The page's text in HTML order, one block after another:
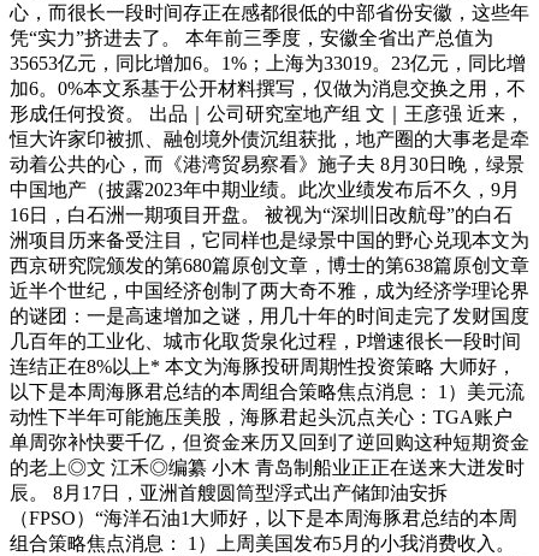
心，而很长一段时间存正在感都很低的中部省份安徽，这些年
凭“实力”挤进去了。 本年前三季度，安徽全省出产总值为
35653亿元，同比增加6。1%；上海为33019。23亿元，同比增
加6。0%本文系基于公开材料撰写，仅做为消息交换之用，不
形成任何投资。 出品｜公司研究室地产组 文｜王彦强 近来，
恒大许家印被抓、融创境外债沉组获批，地产圈的大事老是牵
动着公共的心，而《港湾贸易察看》施子夫 8月30日晚，绿景
中国地产（披露2023年中期业绩。此次业绩发布后不久，9月
16日，白石洲一期项目开盘。 被视为“深圳旧改航母”的白石
洲项目历来备受注目，它同样也是绿景中国的野心兑现本文为
西京研究院颁发的第680篇原创文章，博士的第638篇原创文章
近半个世纪，中国经济创制了两大奇不雅，成为经济学理论界
的谜团：一是高速增加之谜，用几十年的时间走完了发财国度
几百年的工业化、城市化取货泉化过程，P增速很长一段时间
连结正在8%以上* 本文为海豚投研周期性投资策略 大师好，
以下是本周海豚君总结的本周组合策略焦点消息： 1）美元流
动性下半年可能施压美股，海豚君起头沉点关心：TGA账户
单周弥补快要千亿，但资金来历又回到了逆回购这种短期资金
的老上◎文 江禾◎编纂 小木 青岛制船业正正在送来大迸发时
辰。 8月17日，亚洲首艘圆筒型浮式出产储卸油安拆
（FPSO）“海洋石油1大师好，以下是本周海豚君总结的本周
组合策略焦点消息： 1）上周美国发布5月的小我消费收入。